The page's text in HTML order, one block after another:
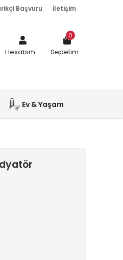
Başvuru İletişim
Hesabım Sepetim
0
Ev & Yaşam